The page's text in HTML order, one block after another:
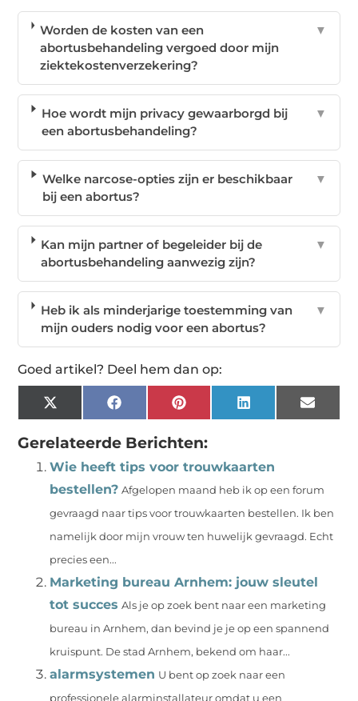
Worden de kosten van een
abortusbehandeling vergoed door mijn
ziektekostenverzekering?
▼
Hoe wordt mijn privacy gewaarborgd bij
een abortusbehandeling?
▼
Welke narcose-opties zijn er beschikbaar
bij een abortus?
▼
Kan mijn partner of begeleider bij de
abortusbehandeling aanwezig zijn?
▼
Heb ik als minderjarige toestemming van
mijn ouders nodig voor een abortus?
▼
Goed artikel? Deel hem dan op:
X
(Twitter)
FacebookPinterest LinkedIn Email
Gerelateerde Berichten:
Wie heeft tips voor trouwkaarten
bestellen? Afgelopen maand heb ik op een forum
gevraagd naar tips voor trouwkaarten bestellen. Ik ben
namelijk door mijn vrouw ten huwelijk gevraagd. Echt
precies een...
Marketing bureau Arnhem: jouw sleutel
tot succes Als je op zoek bent naar een marketing
bureau in Arnhem, dan bevind je je op een spannend
kruispunt. De stad Arnhem, bekend om haar...
alarmsystemen U bent op zoek naar een
professionele alarminstallateur omdat u een